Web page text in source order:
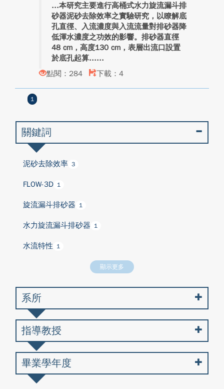
本研究主要進行高桶式水力旋流漏斗排
砂器泥砂去除效率之實驗研究，以瞭解底
孔直徑、入流濃度與入流流量對排砂器降
低渾水濃度之功效的影響。排砂器直徑
48 cm，高度130 cm，表層出流口設置
於底孔起算...
點閱：284
下載：4
1
關鍵詞
泥砂去除效率 3
FLOW-3D 1
旋流漏斗排砂器 1
水力旋流漏斗排砂器 1
水流特性 1
顯示更多
系所
指導教授
畢業學年度